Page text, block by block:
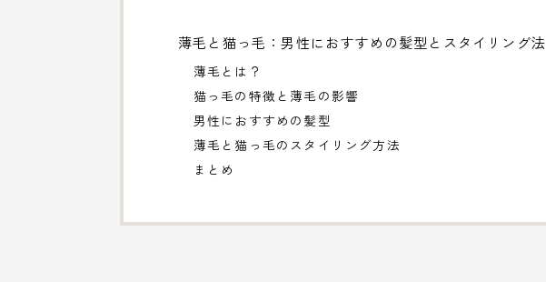
薄毛と猫っ毛：男性におすすめの髪型とスタイリング法
薄毛とは？
猫っ毛の特徴と薄毛の影響
男性におすすめの髪型
薄毛と猫っ毛のスタイリング方法
まとめ